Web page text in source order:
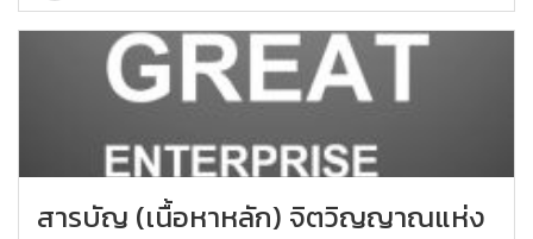
สารบัญ (เนื้อหาหลัก) จิตวิญญาณแห่ง